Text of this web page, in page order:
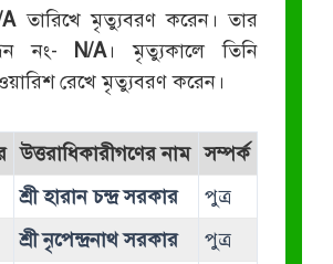
Aতারিখে মৃত্যুবরণ করেন। তার
নং- N/A। মৃত্যুকালে তিনি
রেখে মৃত্যুবরণ করেন।
উত্তরাধিকারীগণের নাম সম্পর্ক
শ্রী হারান চন্দ্র সরকার
পুত্র
শ্রী নৃপেন্দ্রনাথ সরকার
পুত্র